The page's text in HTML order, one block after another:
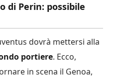
di Perin: possibile
dovrà mettersi alla
portiere. Ecco,
in scena il Genoa,